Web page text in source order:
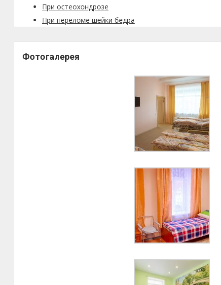
При остеохондрозе
При переломе шейки бедра
Фотогалерея